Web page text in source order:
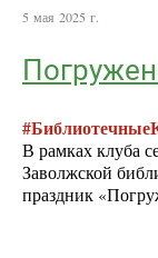
5 мая 2025 г.
В рамках клуба
Заволжской
праздник